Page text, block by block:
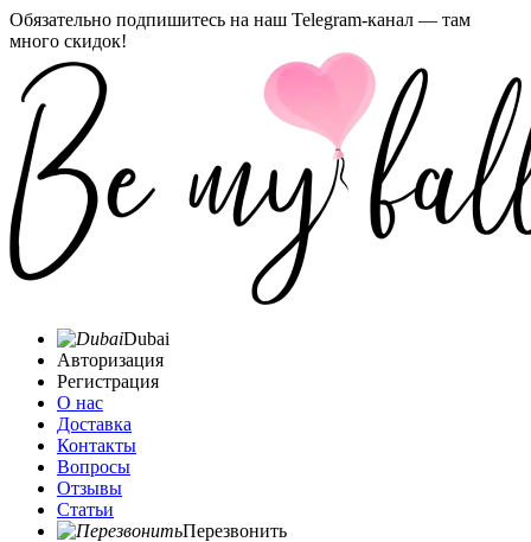
Обязательно подпишитесь на наш Telegram-канал — там
много скидок!
Dubai
Авторизация
Регистрация
О нас
Доставка
Контакты
Вопросы
Отзывы
Статьи
Перезвонить